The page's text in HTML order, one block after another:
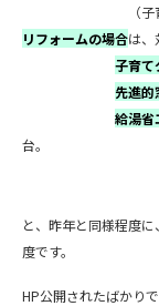
（子育て世帯
リフォームの場合は、
子育て
先進的
給湯省
台。
（給湯器
と、昨年と同様程度
度です。
HP公開されたばかり